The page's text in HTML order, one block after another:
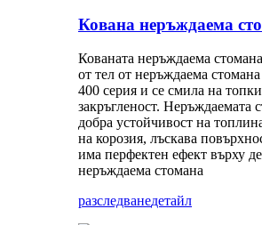
Кована неръждаема
Кованата неръждаема
от тел от неръждаема
400 серия и се смила на
закръгленост. Неръждаемата
добра устойчивост на
на корозия, лъскава
има перфектен ефект върху
неръждаема стомана
разследванедетайл